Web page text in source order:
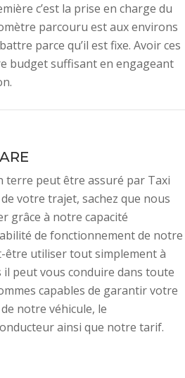
c’est la prise en charge du
parcouru est aux environs
parce qu’il est fixe. Avoir ces
budget suffisant en engageant
terre peut être assuré par Taxi
votre trajet, sachez que nous
grâce à notre capacité
de fonctionnement de notre
être utiliser tout simplement à
peut vous conduire dans toute
capables de garantir votre
notre véhicule, le
ainsi que notre tarif.